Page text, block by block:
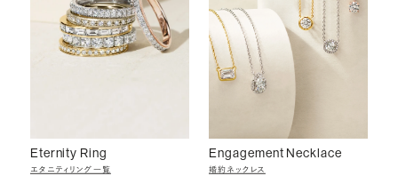
Eternity Ring
エタニティリング一覧
Engagement Necklace
婚約ネックレス